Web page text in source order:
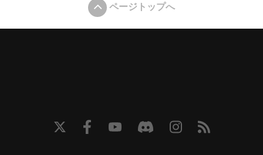
ページトップへ